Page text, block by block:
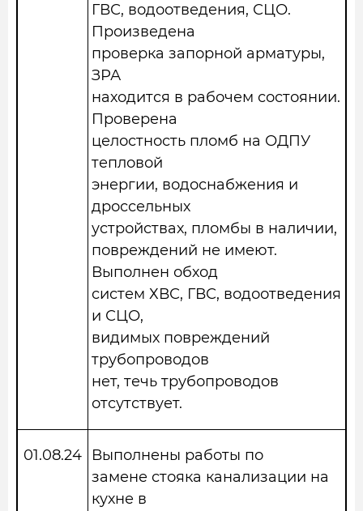
ГВС, водоотведения, СЦО.
Произведена
проверка запорной арматуры,
ЗРА
находится в рабочем состоянии.
Проверена
целостность пломб на ОДПУ
тепловой
энергии, водоснабжения и
дроссельных
устройствах, пломбы в наличии,
повреждений не имеют.
Выполнен обход
систем ХВС, ГВС, водоотведения
и СЦО,
видимых повреждений
трубопроводов
нет, течь трубопроводов
отсутствует.
01.08.24
Выполнены работы по
замене стояка канализации на
кухне в